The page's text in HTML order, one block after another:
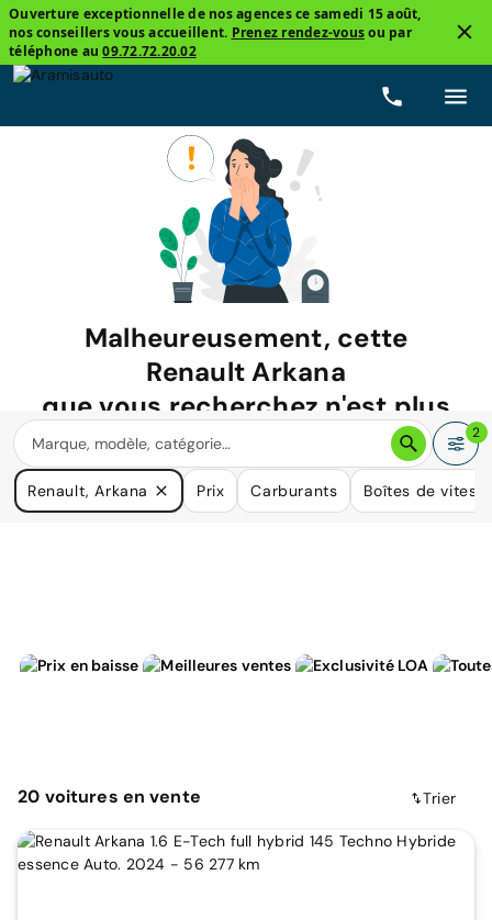
Ouverture exceptionnelle de nos agences ce samedi 15 août,
nos conseillers vous accueillent. Prenez rendez-vousou par
téléphone au09.72.72.20.02
Malheureusement, cette
Renault Arkana
que vous recherchez n'est plus
disponible.
Nous avons de nombreuses voitures qui pourraient répondre
à vos besoins.
2
Renault, Arkana Prix Carburants Boîtes de
20 voitures en vente Trier